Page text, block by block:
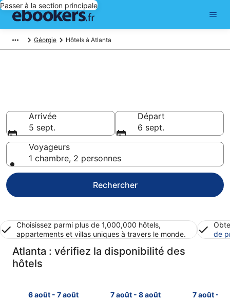
Passer à la section principale
Géorgie Hôtels à Atlanta
Arrivée
5 sept.
Départ
6 sept.
Voyageurs
1 chambre, 2 personnes
Rechercher
Choisissez parmi plus de 1,000,000 hôtels,
appartements et villas uniques à travers le monde.
de
Atlanta : vérifiez la disponibilité des
hôtels
6 août - 7 août
7 août - 8 août
7 août - 9